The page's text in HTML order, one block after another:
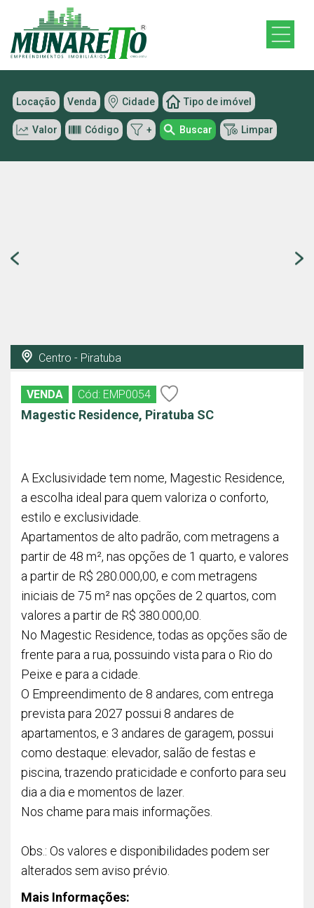
Locação Venda Cidade Tipo de imóvel
Valor Código + Buscar Limpar
Centro - Piratuba
VENDA Cód: EMP0054
Magestic Residence, Piratuba SC
A Exclusividade tem nome, Magestic Residence,
a escolha ideal para quem valoriza o conforto,
estilo e exclusividade.
Apartamentos de alto padrão, com metragens a
partir de 48 m², nas opções de 1 quarto, e valores
a partir de R$ 280.000,00, e com metragens
iniciais de 75 m² nas opções de 2 quartos, com
valores a partir de R$ 380.000,00.
No Magestic Residence, todas as opções são de
frente para a rua, possuindo vista para o Rio do
Peixe e para a cidade.
O Empreendimento de 8 andares, com entrega
prevista para 2027 possui 8 andares de
apartamentos, e 3 andares de garagem, possui
como destaque: elevador, salão de festas e
piscina, trazendo praticidade e conforto para seu
dia a dia e momentos de lazer.
Nos chame para mais informações.
Obs.: Os valores e disponibilidades podem ser
alterados sem aviso prévio.
Mais Informações: